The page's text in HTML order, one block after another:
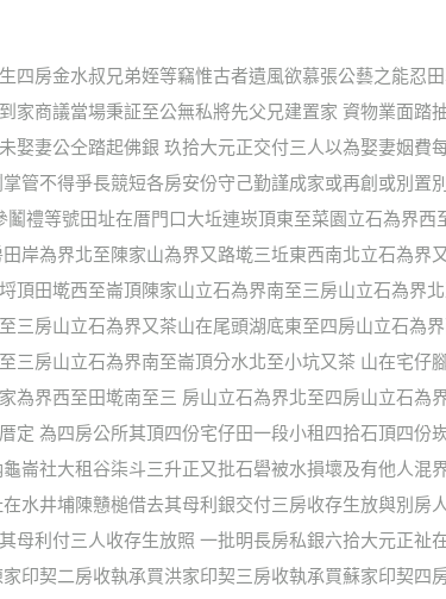
四房金水叔兄弟姪等竊惟古者遺風欲慕張公藝之能忍
家商議當場秉証至公無私將先父兄建置家 資物業面
娶妻公仝踏起佛銀 玖拾大元正交付三人以為娶妻姻
管不得爭長競短各房安份守己勤謹成家或再創或別
禮等號田址在厝門口大坵連崁頂東至菜園立石為界
岸為界北至陳家山為界又路墘三坵東西南北立石為
頂田墘西至崙頂陳家山立石為界南至三房山立石為界
三房山立石為界又茶山在尾頭湖底東至四房山立石為
三房山立石為界南至崙頂分水北至小坑又茶 山在宅
為界西至田墘南至三 房山立石為界北至四房山立石
定 為四房公所其頂四份宅仔田一段小租四拾石頂四份
崙社大租谷柒斗三升正又批石礐被水損壞及有他人
水井埔陳戇槌借去其母利銀交付三房收存生放與別
母利付三人收存生放照 一批明長房私銀六拾大元正
印契二房收執承買洪家印契三房收執承買蘇家印契